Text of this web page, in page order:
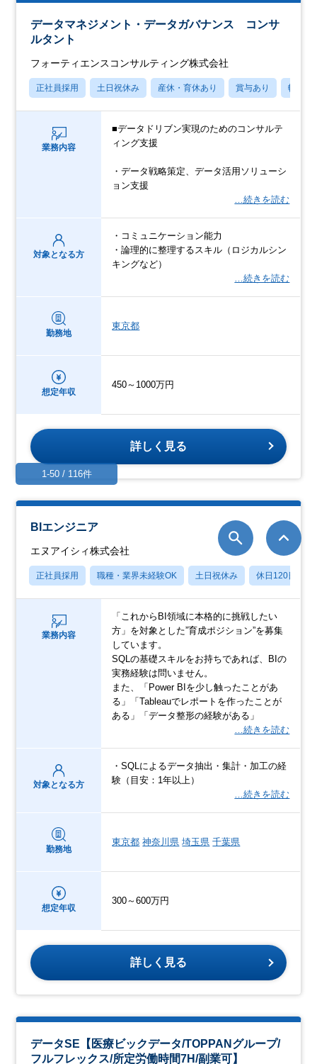
データマネジメント・データガバナンス コンサ
ルタント
フォーティエンスコンサルティング株式会社
正社員採用 土日祝休み 産休・育休あり 賞与あり 転勤な
業務内容
■データドリブン実現のためのコンサルテ
ィング支援
・データ戦略策定、データ活用ソリューシ
ョン支援
…続きを読む
対象となる方
・コミュニケーション能力
・論理的に整理するスキル（ロジカルシン
キングなど）
…続きを読む
勤務地
東京都
想定年収
450～1000万円
詳しく見る
BIエンジニア
エヌアイシィ株式会社
正社員採用 職種・業界未経験OK 土日祝休み 休日120日以上
業務内容
「これからBI領域に本格的に挑戦したい
方」を対象とした”育成ポジション”を募集
しています。
SQLの基礎スキルをお持ちであれば、BIの
実務経験は問いません。
また、「Power BIを少し触ったことがあ
る」「Tableauでレポートを作ったことが
ある」「データ整形の経験がある」
…続きを読む
対象となる方
・SQLによるデータ抽出・集計・加工の経
験（目安：1年以上）
…続きを読む
勤務地
東京都 神奈川県 埼玉県 千葉県
想定年収
300～600万円
詳しく見る
データSE【医療ビックデータ/TOPPANグループ/
フルフレックス/所定労働時間7H/副業可】
1-50 / 116件